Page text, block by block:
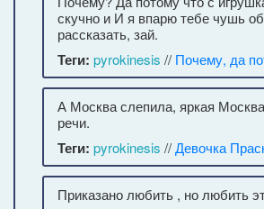
скучно и И я впарю тебе чушь
рассказать, зай.
Теги: pyrokinesis // Почему, да
А Москва слепила, яркая
речи.
Теги: pyrokinesis //Девочка
Приказано любить , но любить